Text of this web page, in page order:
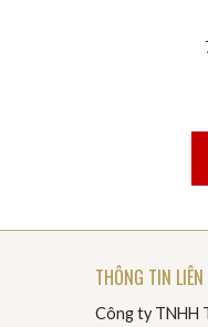
THÔNG TIN LIÊN
Công ty TNHH